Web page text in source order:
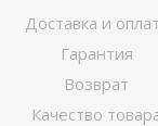
Доставка и
Гарантия
Возврат
Качество